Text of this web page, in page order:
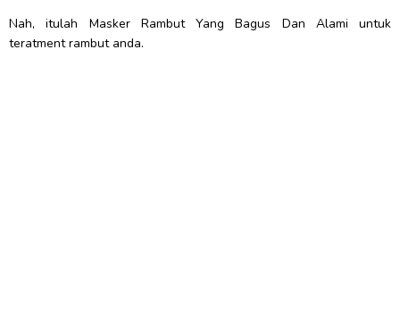
Nah, itulah Masker Rambut Yang Bagus Dan Alami untuk
teratment rambut anda.